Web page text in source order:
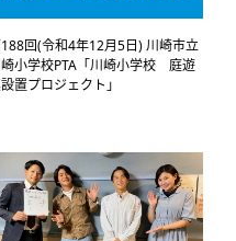
回(令和4年12月5日) 川崎市立
小学校PTA「川崎小学校 庭遊
置プロジェクト」